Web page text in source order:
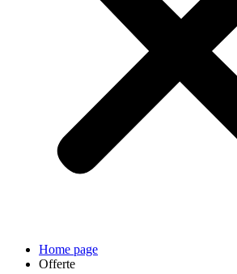
Home page
Offerte